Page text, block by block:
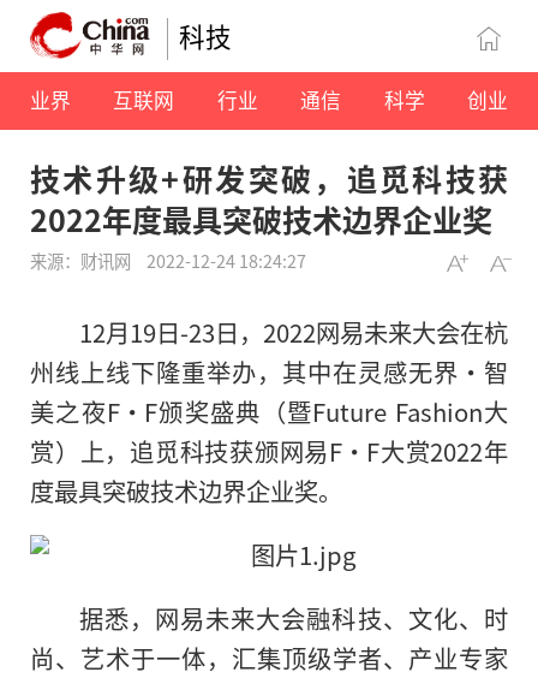
科技
业界 互联网 行业 通信 科学 创业
技术升级+研发突破，追觅科技获
2022年度最具突破技术边界企业奖
来源：财讯网 2022-12-24 18:24:27
12月19日-23日，2022网易未来大会在杭
州线上线下隆重举办，其中在灵感无界·智
美之夜F·F颁奖盛典（暨Future Fashion大
赏）上，追觅科技获颁网易F·F大赏2022年
度最具突破技术边界企业奖。
据悉，网易未来大会融科技、文化、时
尚、艺术于一体，汇集顶级学者、产业专家